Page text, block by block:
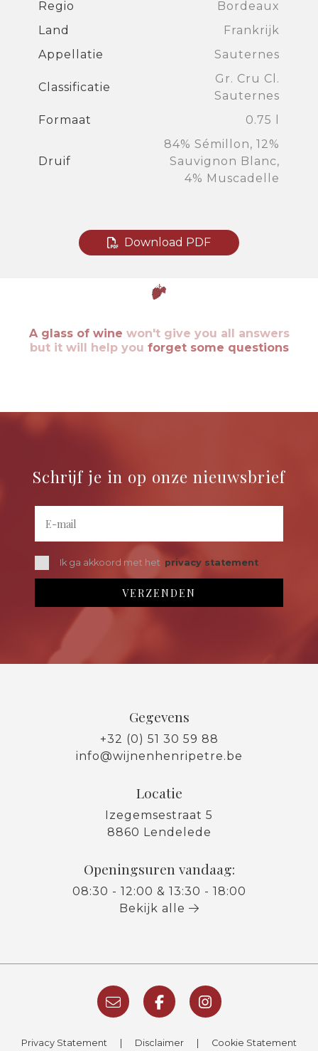
Regio
Bordeaux
Land
Frankrijk
Appellatie
Sauternes
Classificatie
Gr. Cru Cl.
Sauternes
Formaat
0.75 l
Druif
84% Sémillon, 12%
Sauvignon Blanc,
4% Muscadelle
Download PDF
A glass of wine won't give you all answers
but it will help you forget some questions
Schrijf je in op onze nieuwsbrief
Ik ga akkoord met het privacy statement
Gegevens
+32 (0) 51 30 59 88
info@wijnenhenripetre.be
Locatie
Izegemsestraat 5
8860 Lendelede
Openingsuren vandaag:
08:30 - 12:00 & 13:30 - 18:00
Bekijk alle
Privacy Statement Disclaimer Cookie Statement